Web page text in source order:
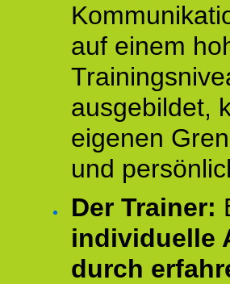
auf einem
ausgebildet,
eigenen
und
Der Trainer:
individuelle
durch